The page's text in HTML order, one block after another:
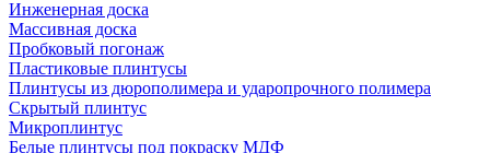
Инженерная доска
Массивная доска
Пробковый погонаж
Пластиковые плинтусы
Плинтусы из дюрополимера и ударопрочного полимера
Скрытый плинтус
Микроплинтус
Белые плинтусы под покраску МДФ